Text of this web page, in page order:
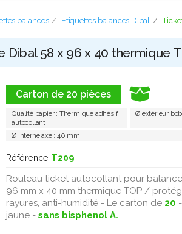
balances Etiquettes balances Dibal
58 x 96 x 40 thermique
Carton de 20 pièces
Qualité papier : Thermique adhésif
autocollant
Ø extérieur
Ø interne axe : 40 mm
Référence T209
Rouleau ticket autocollant pour
96 mm x 40 mm thermique TOP /
rayures, anti-humidité - Le carton de 20
jaune - sans bisphenol A.